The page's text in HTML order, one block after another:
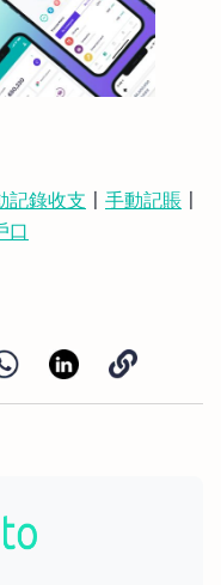
記錄收支 〡 手動記賬 〡
口